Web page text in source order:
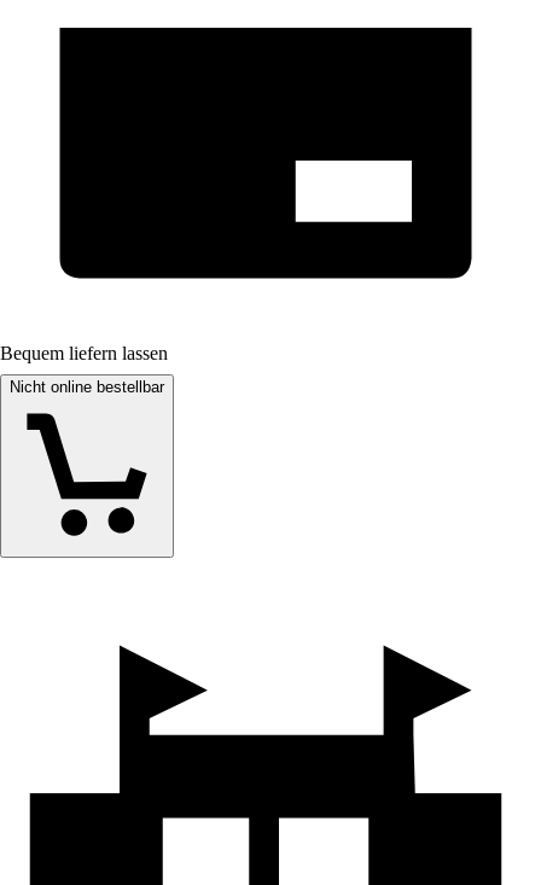
Bequem liefern lassen
Nicht online bestellbar